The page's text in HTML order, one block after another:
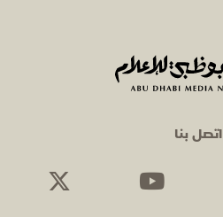
اتصل بنا